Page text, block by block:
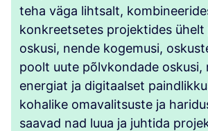
teha väga lihtsalt,
konkreetsetes projektides
oskusi, nende kogemusi,
poolt uute põlvkondade oskusi,
energiat ja digitaalset
kohalike omavalitsuste ja
saavad nad luua ja juhtida